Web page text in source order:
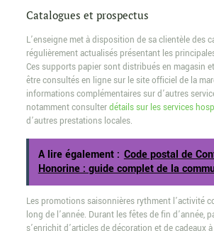
Catalogues et prospectus
L’enseigne met à disposition de sa clientèle des
régulièrement actualisés présentant les
Ces supports papier sont distribués en magasin
être consultés en ligne sur le site officiel de la
informations complémentaires sur d’autres
notamment consulterdétails sur les services
d’autres prestations locales.
A lire également : Code postal de
Honorine : guide complet de la
Les promotions saisonnières rythment l’activité
long de l’année. Durant les fêtes de fin d’année,